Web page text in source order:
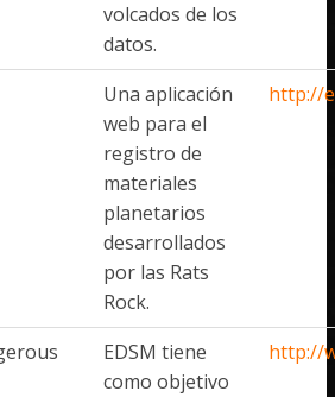
volcados de los
datos.
Una aplicación
web para el
registro de
materiales
planetarios
desarrollados
por las Rats
Rock.
http://
EDSM tiene
como objetivo
http://